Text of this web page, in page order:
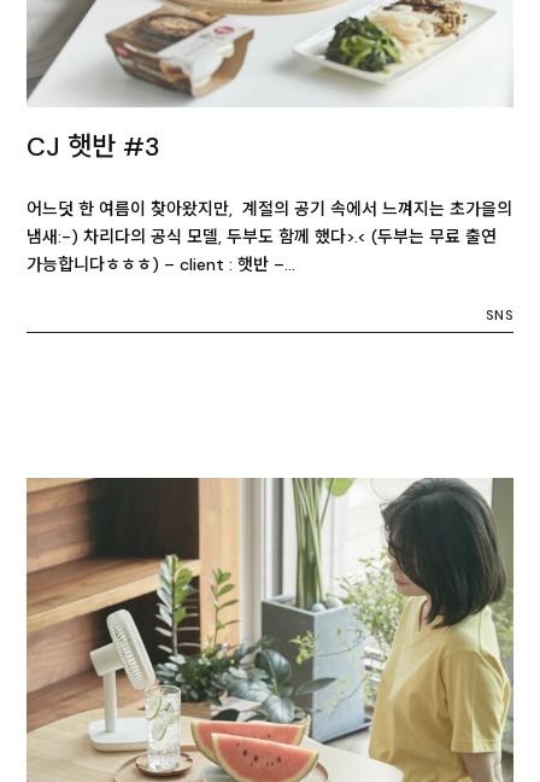
CJ 햇반 #3
어느덧 한 여름이 찾아왔지만, 계절의 공기 속에서 느껴지는 초가을의
냄새:-) 차리다의 공식 모델, 두부도 함께 했다>.< (두부는 무료 출연
가능합니다ㅎㅎㅎ) – client : 햇반 –…
SNS